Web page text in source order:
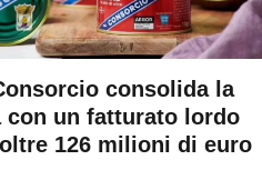
consolida la
con un fatturato lordo
126 milioni di euro